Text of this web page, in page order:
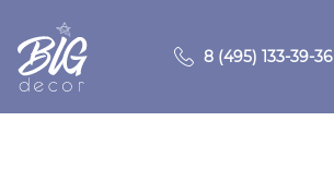
8 (495) 133-39-36
Главная